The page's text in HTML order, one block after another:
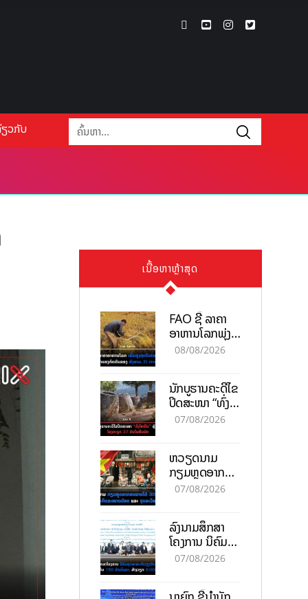
ວກັບ
ເນື້ອຫາຫຼ້າສຸດ
FAO ຊີ້ ລາຄາ
ອາຫານໂລກພຸ່ງ
ສູງສຸດໃນຮອບ 3
ສົງຄາມ, El
nino
08/08/2026
ນັກບູຮານຄະດີໄຂ
ປິດສະໜາ “ທົ່ງ
ໄຫຫີນ” ຫຼັງພົບ
07/08/2026
ຫວຽດນາມ
ກຽມຫຼຸດອາກອນ
ລາຍໄດ້ 30%
ແລະ ຈຸນລະ
ວິສາຫະກິດ
07/08/2026
ລົງນາມສຶກສາ
ໂຄງການ ນິຄົມ
ອຸດສາຫະກຳ
07/08/2026